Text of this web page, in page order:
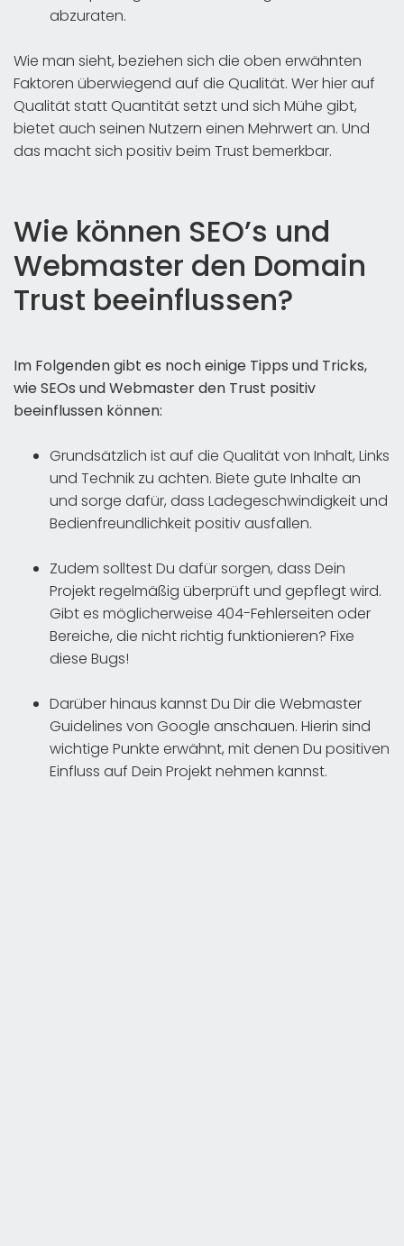
abzuraten.
Wie man sieht, beziehen sich die oben erwähnten
Faktoren überwiegend auf die Qualität. Wer hier auf
Qualität statt Quantität setzt und sich Mühe gibt,
bietet auch seinen Nutzern einen Mehrwert an. Und
das macht sich positiv beim Trust bemerkbar.
Wie können SEO’s und
Webmaster den Domain
Trust beeinflussen?
Im Folgenden gibt es noch einige Tipps und Tricks,
wie SEOs und Webmaster den Trust positiv
beeinflussen können:
Grundsätzlich ist auf die Qualität von Inhalt, Links
und Technik zu achten. Biete gute Inhalte an
und sorge dafür, dass Ladegeschwindigkeit und
Bedienfreundlichkeit positiv ausfallen.
Zudem solltest Du dafür sorgen, dass Dein
Projekt regelmäßig überprüft und gepflegt wird.
Gibt es möglicherweise 404-Fehlerseiten oder
Bereiche, die nicht richtig funktionieren? Fixe
diese Bugs!
Darüber hinaus kannst Du Dir die Webmaster
Guidelines von Google anschauen. Hierin sind
wichtige Punkte erwähnt, mit denen Du positiven
Einfluss auf Dein Projekt nehmen kannst.